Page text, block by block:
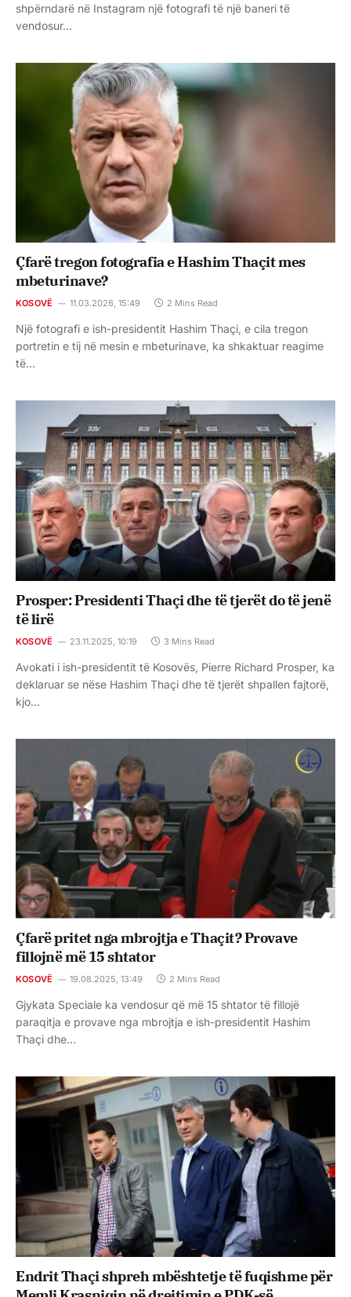
shpërndarë në Instagram një fotografi të një baneri të
vendosur…
Çfarë tregon fotografia e Hashim Thaçit mes
mbeturinave?
KOSOVË 11.03.2026, 15:49 2 Mins Read
Një fotografi e ish-presidentit Hashim Thaçi, e cila tregon
portretin e tij në mesin e mbeturinave, ka shkaktuar reagime
të…
Prosper: Presidenti Thaçi dhe të tjerët do të jenë
të lirë
KOSOVË 23.11.2025, 10:19 3 Mins Read
Avokati i ish-presidentit të Kosovës, Pierre Richard Prosper, ka
deklaruar se nëse Hashim Thaçi dhe të tjerët shpallen fajtorë,
kjo…
Çfarë pritet nga mbrojtja e Thaçit? Provave
fillojnë më 15 shtator
KOSOVË 19.08.2025, 13:49 2 Mins Read
Gjykata Speciale ka vendosur që më 15 shtator të fillojë
paraqitja e provave nga mbrojtja e ish-presidentit Hashim
Thaçi dhe…
Endrit Thaçi shpreh mbështetje të fuqishme për